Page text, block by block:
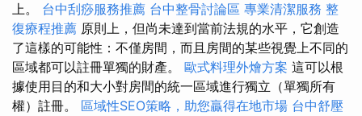
上。 台中刮痧服務推薦 台中整骨討論區 專業清潔服務 整
復療程推薦 原則上，但尚未達到當前法規的水平，它創造
了這樣的可能性：不僅房間，而且房間的某些視覺上不同的
區域都可以註冊單獨的財產。 歐式料理外燴方案 這可以根
據使用目的和大小對房間的統一區域進行獨立（單獨所有
權）註冊。 區域性SEO策略，助您贏得在地市場 台中舒壓